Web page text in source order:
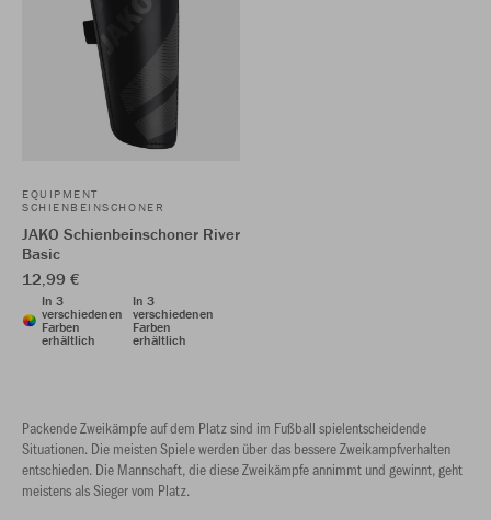
EQUIPMENT
SCHIENBEINSCHONER
JAKO Schienbeinschoner River
Basic
12,99 €
In 3
verschiedenen
Farben
erhältlich
In 3
verschiedenen
Farben
erhältlich
Packende Zweikämpfe auf dem Platz sind im Fußball spielentscheidende
Situationen. Die meisten Spiele werden über das bessere Zweikampfverhalten
entschieden. Die Mannschaft, die diese Zweikämpfe annimmt und gewinnt, geht
meistens als Sieger vom Platz.